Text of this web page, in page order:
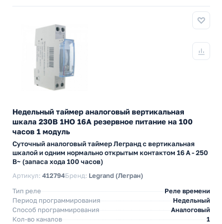
Недельный таймер аналоговый вертикальная
шкала 230В 1НО 16А резервное питание на 100
часов 1 модуль
Суточный аналоговый таймер Легранд с вертикальная
шкалой и одним нормально открытым контактом 16 А - 250
В~ (запаса хода 100 часов)
Артикул: 412794Бренд: Legrand (Легран)
Тип реле
Реле времени
Период программирования
Недельный
Способ программирования
Аналоговый
Кол-во каналов
1